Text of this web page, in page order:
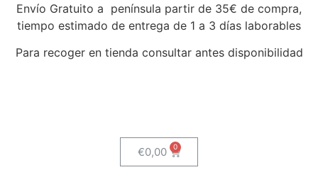
Envío Gratuito a península partir de 35€ de compra,
tiempo estimado de entrega de 1 a 3 días laborables
Para recoger en tienda consultar antes disponibilidad
€0,00